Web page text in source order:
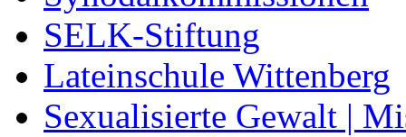
SELK-Stiftung
Lateinschule Wittenberg
Sexualisierte Gewalt |